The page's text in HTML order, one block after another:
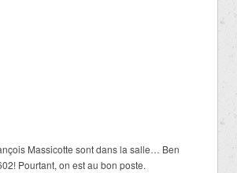
Massicotte sont dans la salle… Ben
Pourtant, on est au bon poste.